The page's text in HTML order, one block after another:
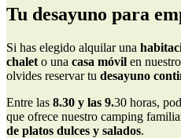
Tu desayuno para
Si has elegido alquilar una
chalet o una casa móvil en nuestro
olvides reservar tu desayuno
Entre las 8.30 y las 9.30 horas,
que ofrece nuestro camping
de platos dulces y salados.